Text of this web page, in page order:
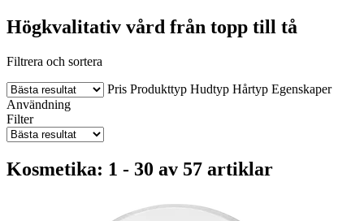
Högkvalitativ vård från topp till tå
Filtrera och sortera
Pris Produkttyp Hudtyp Hårtyp Egenskaper
Användning
Filter
Kosmetika: 1 - 30 av 57 artiklar